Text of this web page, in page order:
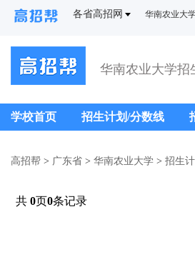
各省高招网 华南农业大
华南农业大学招
学校首页 招生计划/分数线
高招帮 > 广东省 > 华南农业大学 > 招生
共 0页0条记录